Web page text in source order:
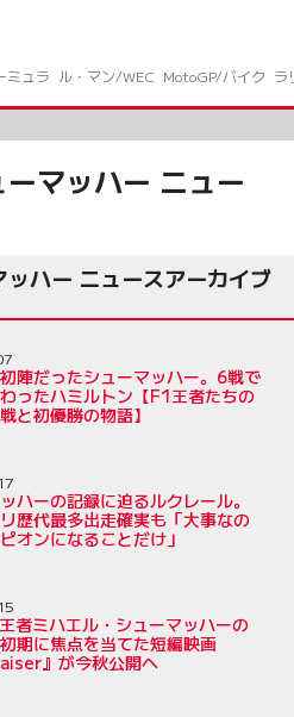
ミュラ ル・マン/WEC MotoGP/バイク ラ
マッハー ニュー
ハー ニュースアーカイブ
陣だったシューマッハー。6戦で
ったハミルトン【F1王者たちの
と初優勝の物語】
ハーの記録に迫るルクレール。
歴代最多出走確実も「大事なの
オンになることだけ」
者ミハエル・シューマッハーの
期に焦点を当てた短編映画
』が今秋公開へ